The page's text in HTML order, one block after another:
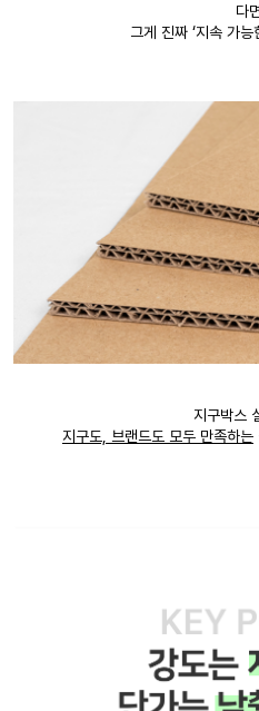
다면
그게 진짜 ‘지속 가능
지구박스
지구도, 브랜드도 모두 만족하는